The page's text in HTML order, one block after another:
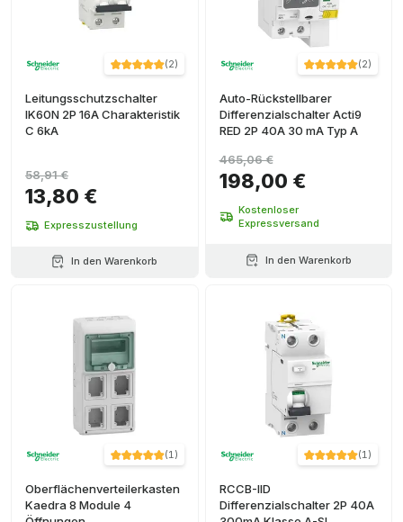
(2)
Leitungsschutzschalter
IK60N 2P 16A Charakteristik
C 6kA
13,80 €
58,91 €
Expresszustellung
In den Warenkorb
(2)
Auto-Rückstellbarer
Differenzialschalter Acti9
RED 2P 40A 30 mA Typ A
198,00 €
465,06 €
Kostenloser
Expressversand
In den Warenkorb
(1)
Oberflächenverteilerkasten
Kaedra 8 Module 4
(1)
RCCB-IID
Differenzialschalter 2P 40A